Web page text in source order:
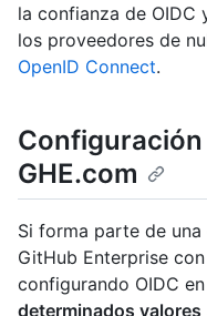
la confianza de OIDC
los proveedores de
OpenID Connect.
Configuración
GHE.com
Si forma parte de
GitHub Enterprise
configurando OIDC
determinados valores